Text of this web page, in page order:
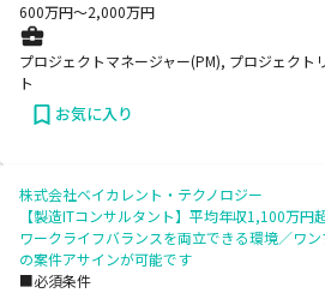
600万円〜2,000万円
プロジェクトマネージャー(PM), プロジェクト
ト
お気に入り
株式会社ベイカレント・テクノロジー
【製造ITコンサルタント】平均年収1,100万円
ワークライフバランスを両立できる環境／ワ
の案件アサインが可能です
■必須条件